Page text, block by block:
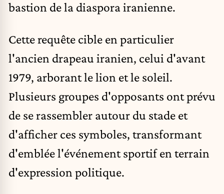
bastion de la diaspora iranienne.
Cette requête cible en particulier
l'ancien drapeau iranien, celui d'avant
1979, arborant le lion et le soleil.
Plusieurs groupes d'opposants ont prévu
de se rassembler autour du stade et
d'afficher ces symboles, transformant
d'emblée l'événement sportif en terrain
d'expression politique.